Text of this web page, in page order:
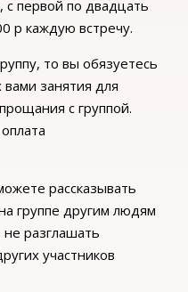
с первой по двадцать
р каждую встречу.
то вы обязуетесь
занятия для
с группой.
рассказывать
группе другим людям
разглашать
участников